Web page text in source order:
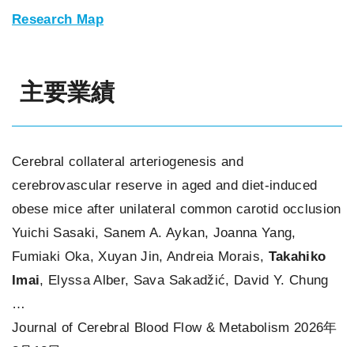
Research Map
主要業績
Cerebral collateral arteriogenesis and
cerebrovascular reserve in aged and diet-induced
obese mice after unilateral common carotid occlusion
Yuichi Sasaki, Sanem A. Aykan, Joanna Yang,
Fumiaki Oka, Xuyan Jin, Andreia Morais, Takahiko
Imai, Elyssa Alber, Sava Sakadžić, David Y. Chung
…
Journal of Cerebral Blood Flow & Metabolism 2026年